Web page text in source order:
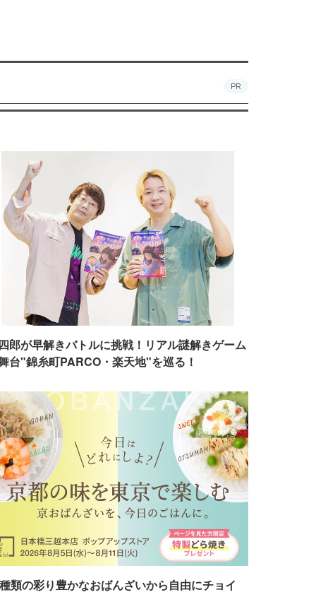
PR
郎が早解きバトルに挑戦！リアル謎解きゲーム
台"錦糸町PARCO・楽天地"を巡る！
類の彩り豊かなおばんざいから自由にチョイ